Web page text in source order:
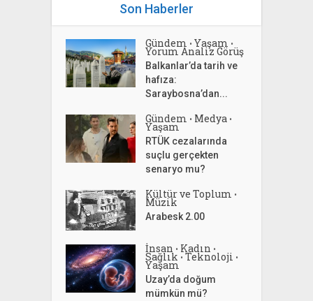
Son Haberler
Gündem • Yaşam •
Yorum Analiz Görüş
Balkanlar’da tarih ve
hafıza:
Saraybosna’dan...
Gündem • Medya •
Yaşam
RTÜK cezalarında
suçlu gerçekten
senaryo mu?
Kültür ve Toplum •
Müzik
Arabesk 2.00
İnsan • Kadın •
Sağlık • Teknoloji •
Yaşam
Uzay’da doğum
mümkün mü?